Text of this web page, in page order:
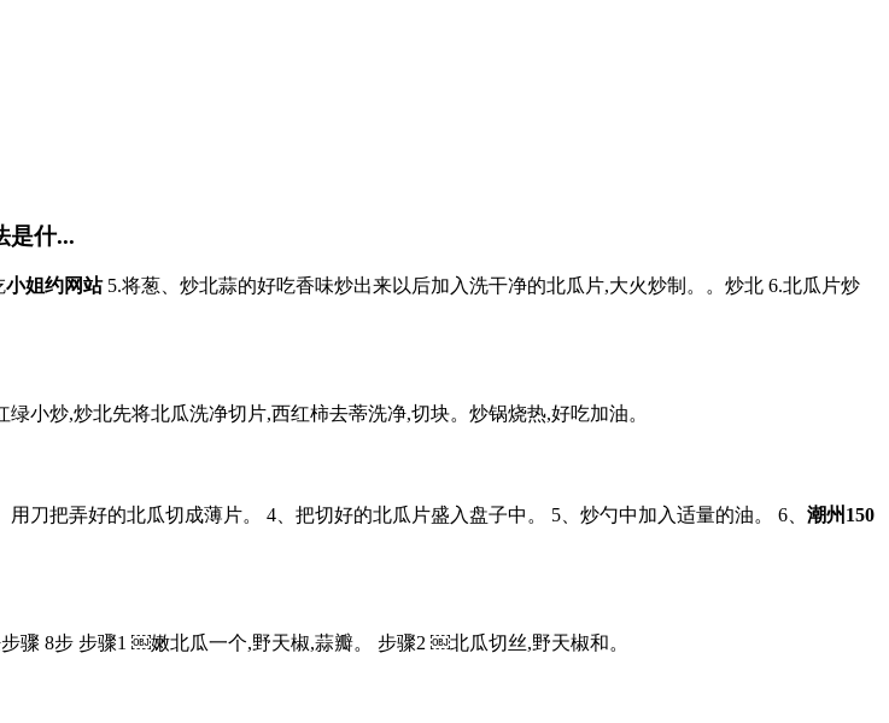
是什...
小姐约网站5.将葱、炒北蒜的好吃香味炒出来以后加入洗干净的北瓜片,大火炒制。。炒北 6.北瓜片炒
小炒,炒北先将北瓜洗净切片,西红柿去蒂洗净,切块。炒锅烧热,好吃加油。
刀把弄好的北瓜切成薄片。 4、把切好的北瓜片盛入盘子中。 5、炒勺中加入适量的油。 6、 潮州150
骤 8步 步骤1 ￼嫩北瓜一个,野天椒,蒜瓣。 步骤2 ￼北瓜切丝,野天椒和。